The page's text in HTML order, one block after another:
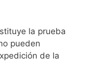
la prueba
pueden
de la